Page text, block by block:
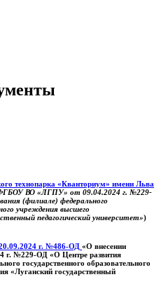
технопарка «Кванториум» имени Льва
ВО «ЛГПУ» от 09.04.2024 г. №229-
(филиале) федерального
учреждения высшего
педагогический университет»)
г. №486-ОД «О внесении
г. №229-ОД «О Центре развития
государственного образовательного
«Луганский государственный